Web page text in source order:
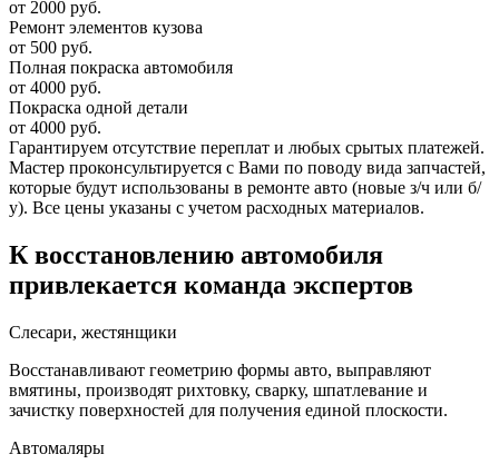
от 2000 руб.
Ремонт элементов кузова
от 500 руб.
Полная покраска автомобиля
от 4000 руб.
Покраска одной детали
от 4000 руб.
Гарантируем отсутствие переплат и любых срытых платежей.
Мастер проконсультируется с Вами по поводу вида запчастей,
которые будут использованы в ремонте авто (новые з/ч или б/
у). Все цены указаны с учетом расходных материалов.
К восстановлению автомобиля
привлекается команда экспертов
Слесари, жестянщики
Восстанавливают геометрию формы авто, выправляют
вмятины, производят рихтовку, сварку, шпатлевание и
зачистку поверхностей для получения единой плоскости.
Автомаляры